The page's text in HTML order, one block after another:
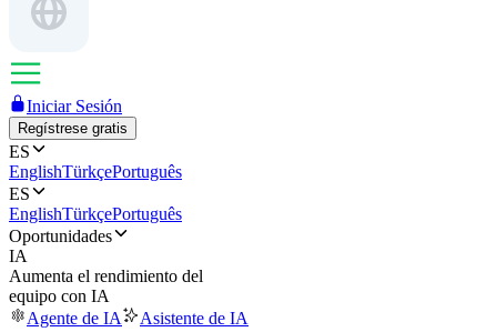
Iniciar Sesión
Regístrese gratis
ES
EnglishTürkçePortuguês
ES
EnglishTürkçePortuguês
Oportunidades
IA
Aumenta el rendimiento del
equipo con IA
Agente de IA
Asistente de IA